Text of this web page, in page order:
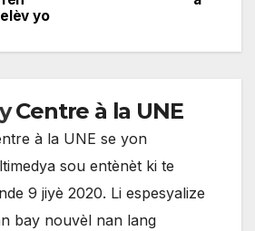
yo
Centre à la UNE
à la UNE se yon
sou entènèt ki te
9 jiyè 2020. Li espesyalize
bay nouvèl nan lang